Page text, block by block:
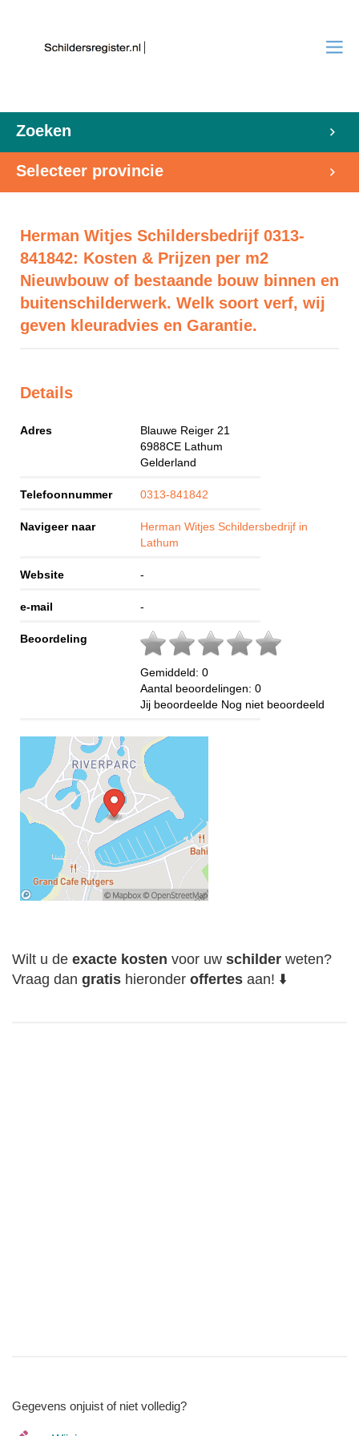
Zoeken
Selecteer provincie
Herman Witjes Schildersbedrijf 0313-
841842: Kosten & Prijzen per m2
Nieuwbouw of bestaande bouw binnen en
buitenschilderwerk. Welk soort verf, wij
geven kleuradvies en Garantie.
Details
Adres
Blauwe Reiger 21
6988CE Lathum
Gelderland
Telefoonnummer 0313-841842
Navigeer naar
Herman Witjes Schildersbedrijf in
Lathum
Website -
e-mail -
Beoordeling
Gemiddeld: 0
Aantal beoordelingen: 0
Jij beoordeelde Nog niet beoordeeld
Wilt u de exacte kosten voor uw schilder weten?
Vraag dan gratis hieronder offertes aan! ⬇️
Gegevens onjuist of niet volledig?